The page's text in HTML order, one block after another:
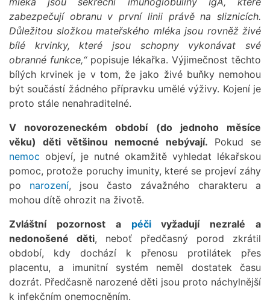
zabezpečují obranu v první linii právě na sliznicích.
Důležitou složkou mateřského mléka jsou rovněž živé
bílé krvinky, které jsou schopny vykonávat své
obranné funkce,“popisuje lékařka. Výjimečnost těchto
bílých krvinek je v tom, že jako živé buňky nemohou
být součástí žádného přípravku umělé výživy. Kojení je
proto stále nenahraditelné.
V novorozeneckém období (do jednoho měsíce
věku) děti většinou nemocné nebývají. Pokud se
nemoc objeví, je nutné okamžitě vyhledat lékařskou
pomoc, protože poruchy imunity, které se projeví záhy
po narození, jsou často závažného charakteru a
mohou dítě ohrozit na životě.
Zvláštní pozornost a péčivyžadují nezralé a
nedonošené děti, neboť předčasný porod zkrátil
období, kdy dochází k přenosu protilátek přes
placentu, a imunitní systém neměl dostatek času
dozrát. Předčasně narozené děti jsou proto náchylnější
k infekčním onemocněním.